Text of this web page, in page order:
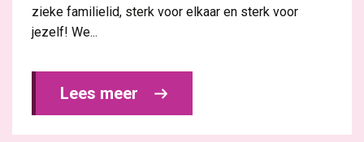
zieke familielid, sterk voor elkaar en sterk voor
jezelf! We...
Lees meer